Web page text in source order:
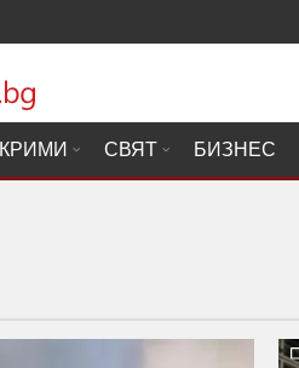
КРИМИ СВЯТ БИЗНЕС